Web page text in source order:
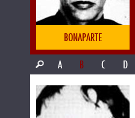
BONAPARTE
A
B C D